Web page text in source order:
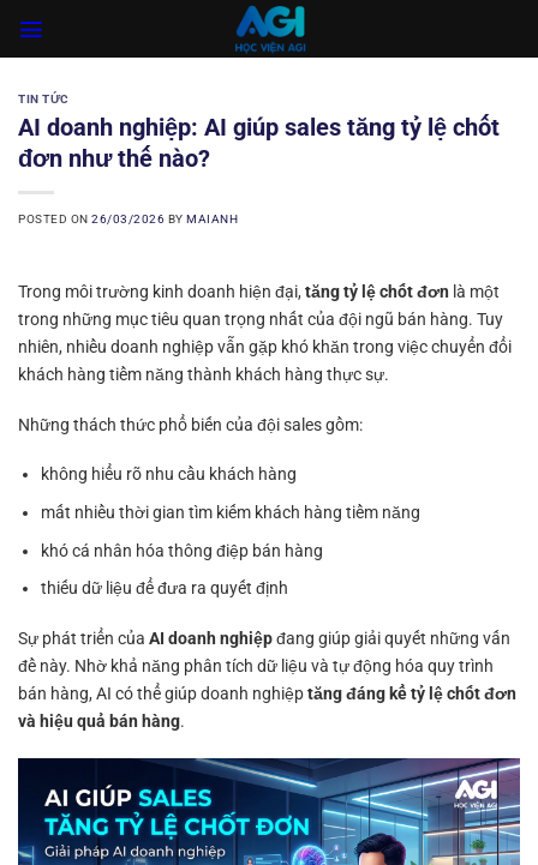
TIN TỨC
AI doanh nghiệp: AI giúp sales tăng tỷ lệ chốt
đơn như thế nào?
POSTED ON26/03/2026 BYMAIANH
Trong môi trường kinh doanh hiện đại, tăng tỷ lệ chốt đơn là một
trong những mục tiêu quan trọng nhất của đội ngũ bán hàng. Tuy
nhiên, nhiều doanh nghiệp vẫn gặp khó khăn trong việc chuyển đổi
khách hàng tiềm năng thành khách hàng thực sự.
Những thách thức phổ biến của đội sales gồm:
không hiểu rõ nhu cầu khách hàng
mất nhiều thời gian tìm kiếm khách hàng tiềm năng
khó cá nhân hóa thông điệp bán hàng
thiếu dữ liệu để đưa ra quyết định
Sự phát triển của AI doanh nghiệpđang giúp giải quyết những vấn
đề này. Nhờ khả năng phân tích dữ liệu và tự động hóa quy trình
bán hàng, AI có thể giúp doanh nghiệptăng đáng kể tỷ lệ chốt đơn
và hiệu quả bán hàng.